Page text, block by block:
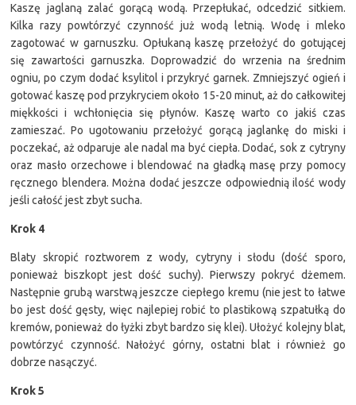
Kaszę jaglaną zalać gorącą wodą. Przepłukać, odcedzić sitkiem.
Kilka razy powtórzyć czynność już wodą letnią. Wodę i mleko
zagotować w garnuszku. Opłukaną kaszę przełożyć do gotującej
się zawartości garnuszka. Doprowadzić do wrzenia na średnim
ogniu, po czym dodać ksylitol i przykryć garnek. Zmniejszyć ogień i
gotować kaszę pod przykryciem około 15-20 minut, aż do całkowitej
miękkości i wchłonięcia się płynów. Kaszę warto co jakiś czas
zamieszać. Po ugotowaniu przełożyć gorącą jaglankę do miski i
poczekać, aż odparuje ale nadal ma być ciepła. Dodać, sok z cytryny
oraz masło orzechowe i blendować na gładką masę przy pomocy
ręcznego blendera. Można dodać jeszcze odpowiednią ilość wody
jeśli całość jest zbyt sucha.
Krok 4
Blaty skropić roztworem z wody, cytryny i słodu (dość sporo,
ponieważ biszkopt jest dość suchy). Pierwszy pokryć dżemem.
Następnie grubą warstwą jeszcze ciepłego kremu (nie jest to łatwe
bo jest dość gęsty, więc najlepiej robić to plastikową szpatułką do
kremów, ponieważ do łyżki zbyt bardzo się klei). Ułożyć kolejny blat,
powtórzyć czynność. Nałożyć górny, ostatni blat i również go
dobrze nasączyć.
Krok 5